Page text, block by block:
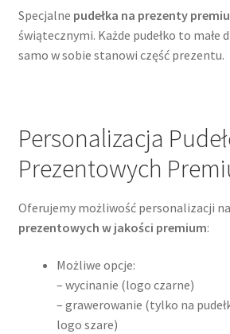
Specjalne pudełka na prezenty
świątecznymi. Każde pudełko to małe
samo w sobie stanowi część prezentu.
Personalizacja
Prezentowych
Oferujemy możliwość personalizacji
prezentowych w jakości premium:
Możliwe opcje:
– wycinanie (logo czarne)
– grawerowanie (tylko na
logo szare)